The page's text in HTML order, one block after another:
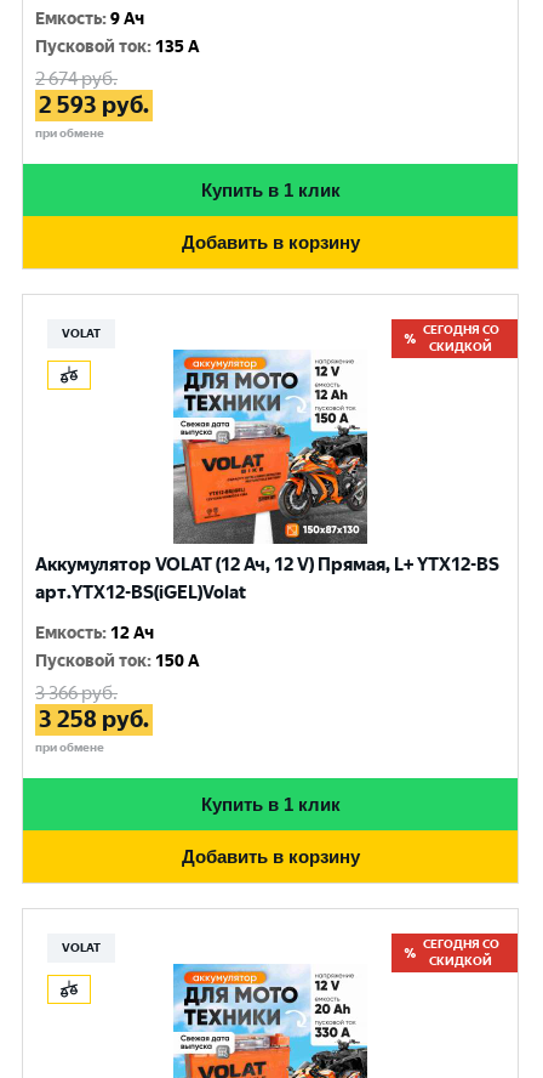
Емкость:9 Ач
Пусковой ток: 135 A
2 674руб.
2 593 руб.
при обмене
Купить в 1 клик
Добавить в корзину
VOLAT
СЕГОДНЯ СО
СКИДКОЙ
Аккумулятор VOLAT (12 Ач, 12 V) Прямая, L+ YTX12-BS
арт.YTX12-BS(iGEL)Volat
Емкость: 12 Ач
Пусковой ток: 150 A
3 366руб.
3 258 руб.
при обмене
Купить в 1 клик
Добавить в корзину
VOLAT
СЕГОДНЯ СО
СКИДКОЙ